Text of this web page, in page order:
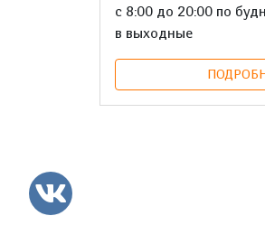
ВКонтакте
с 8:00 до 20:00 по
в выходные